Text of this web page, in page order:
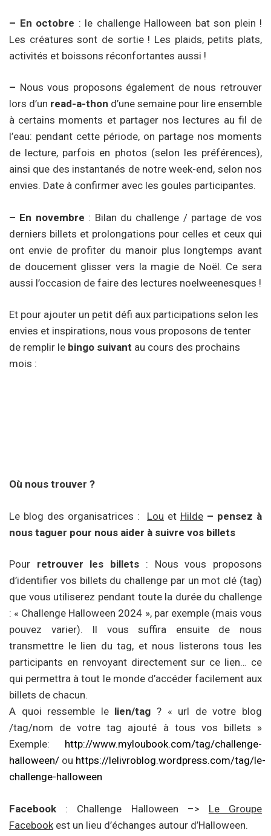
– En octobre : le challenge Halloween bat son plein !
Les créatures sont de sortie ! Les plaids, petits plats,
activités et boissons réconfortantes aussi !
– Nous vous proposons également de nous retrouver
lors d’un read-a-thon d’une semaine pour lire ensemble
à certains moments et partager nos lectures au fil de
l’eau: pendant cette période, on partage nos moments
de lecture, parfois en photos (selon les préférences),
ainsi que des instantanés de notre week-end, selon nos
envies. Date à confirmer avec les goules participantes.
– En novembre : Bilan du challenge / partage de vos
derniers billets et prolongations pour celles et ceux qui
ont envie de profiter du manoir plus longtemps avant
de doucement glisser vers la magie de Noël. Ce sera
aussi l’occasion de faire des lectures noelweenesques !
Et pour ajouter un petit défi aux participations selon les
envies et inspirations, nous vous proposons de tenter
de remplir le bingo suivant au cours des prochains
mois :
Où nous trouver ?
Le blog des organisatrices : Lou et Hilde – pensez à
nous taguer pour nous aider à suivre vos billets
Pour retrouver les billets : Nous vous proposons
d’identifier vos billets du challenge par un mot clé (tag)
que vous utiliserez pendant toute la durée du challenge
: « Challenge Halloween 2024 », par exemple (mais vous
pouvez varier). Il vous suffira ensuite de nous
transmettre le lien du tag, et nous listerons tous les
participants en renvoyant directement sur ce lien… ce
qui permettra à tout le monde d’accéder facilement aux
billets de chacun.
A quoi ressemble le lien/tag ? « url de votre blog
/tag/nom de votre tag ajouté à tous vos billets »
Exemple: http://www.myloubook.com/tag/challenge-
halloween/ ou https://lelivroblog.wordpress.com/tag/le-
challenge-halloween
Facebook : Challenge Halloween –> Le Groupe
Facebook est un lieu d’échanges autour d’Halloween.